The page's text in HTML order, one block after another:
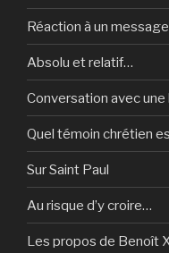
Réaction à un
Absolu et relatif…
Conversation avec
Quel témoin chrétien
Sur Saint Paul
Au risque d’y croire…
Les propos de Benoît